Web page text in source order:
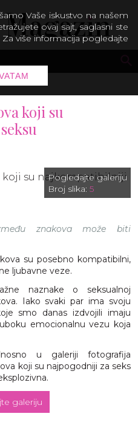
koji su
Pogledajte galeriju
Broj slika: 5
znakova može biti
su posebno kompatibilni,
ljubavne veze.
naznake o seksualnoj
Iako svaki par ima svoju
smo danas izdvojili imaju
emocionalnu vezu koja
u galeriji fotografija
koji su najpogodniji za seks
galeriju
Vaše iskustvo na našem
ovaj sajt, saglasni ste
više informacija pogledajte